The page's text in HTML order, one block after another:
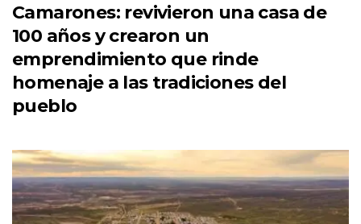
Camarones: revivieron una casa de
100 años y crearon un
emprendimiento que rinde
homenaje a las tradiciones del
pueblo